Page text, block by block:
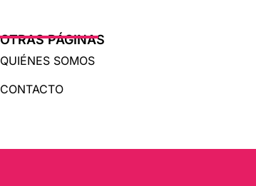
OTRAS PÁGINAS
QUIÉNES SOMOS
CONTACTO